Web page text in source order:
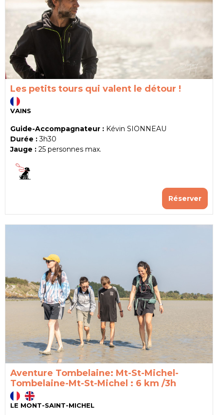
Les petits tours qui valent le détour !
VAINS
Guide-Accompagnateur : Kévin SIONNEAU
Durée : 3h30
Jauge : 25 personnes max.
Réserver
Aventure Tombelaine: Mt-St-Michel-
Tombelaine-Mt-St-Michel : 6 km /3h
LE MONT-SAINT-MICHEL